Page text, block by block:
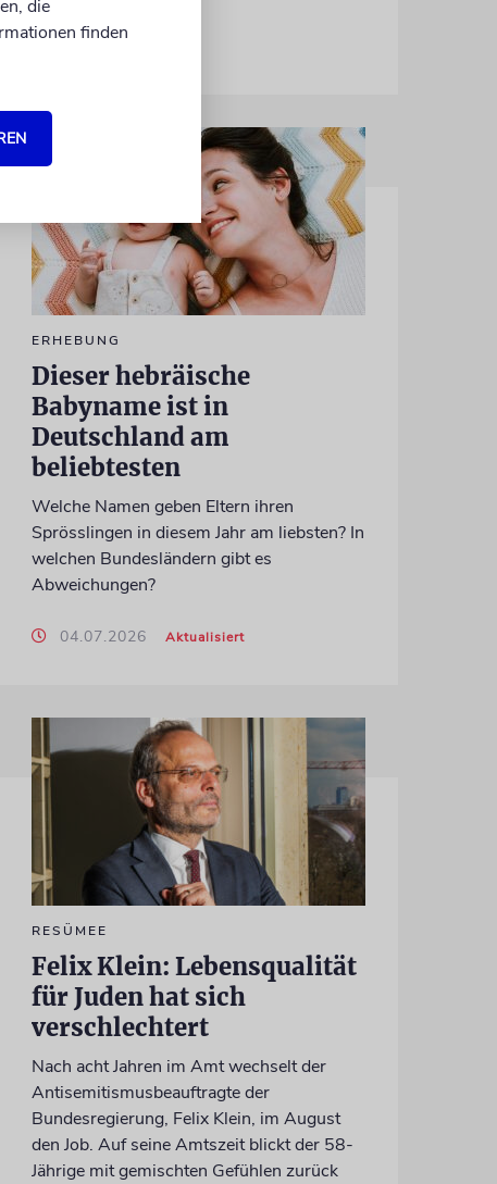
ERHEBUNG
Dieser hebräische
Babyname ist in
Deutschland am
beliebtesten
Welche Namen geben Eltern ihren
Sprösslingen in diesem Jahr am liebsten? In
welchen Bundesländern gibt es
Abweichungen?
04.07.2026 Aktualisiert
RESÜMEE
Felix Klein: Lebensqualität
für Juden hat sich
verschlechtert
Nach acht Jahren im Amt wechselt der
Antisemitismusbeauftragte der
Bundesregierung, Felix Klein, im August
den Job. Auf seine Amtszeit blickt der 58-
Jährige mit gemischten Gefühlen zurück
die
finden